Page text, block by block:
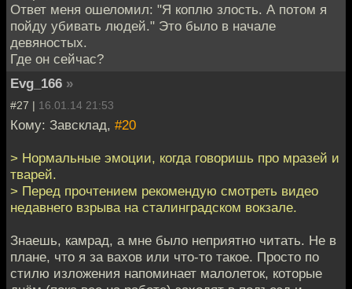
Ответ меня ошеломил: "Я коплю злость. А потом я
пойду убивать людей." Это было в начале
девяностых.
Где он сейчас?
Evg_166 »
#27 | 16.01.14 21:53
Кому: Завсклад, #20
> Нормальные эмоции, когда говоришь про мразей и
тварей.
> Перед прочтением рекомендую смотреть видео
недавнего взрыва на сталинградском вокзале.
Знаешь, камрад, а мне было неприятно читать. Не в
плане, что я за вахов или что-то такое. Просто по
стилю изложения напоминает малолеток, которые